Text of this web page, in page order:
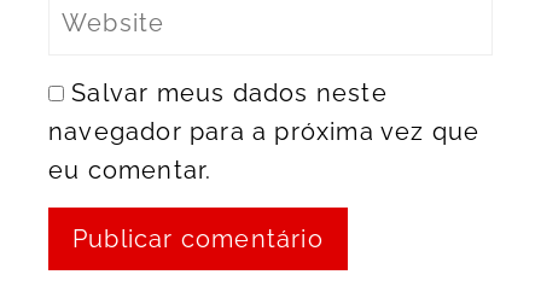
Salvar meus dados neste
navegador para a próxima vez que
eu comentar.